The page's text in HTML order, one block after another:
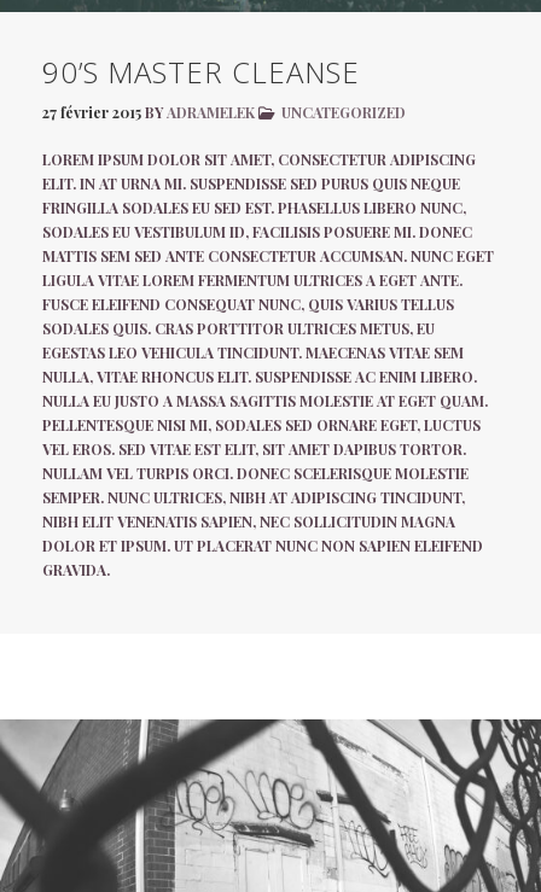
90’S MASTER CLEANSE
27 février 2015BYADRAMELEK UNCATEGORIZED
LOREM IPSUM DOLOR SIT AMET, CONSECTETUR ADIPISCING
ELIT. IN AT URNA MI. SUSPENDISSE SED PURUS QUIS NEQUE
FRINGILLA SODALES EU SED EST. PHASELLUS LIBERO NUNC,
SODALES EU VESTIBULUM ID, FACILISIS POSUERE MI. DONEC
MATTIS SEM SED ANTE CONSECTETUR ACCUMSAN. NUNC EGET
LIGULA VITAE LOREM FERMENTUM ULTRICES A EGET ANTE.
FUSCE ELEIFEND CONSEQUAT NUNC, QUIS VARIUS TELLUS
SODALES QUIS. CRAS PORTTITOR ULTRICES METUS, EU
EGESTAS LEO VEHICULA TINCIDUNT. MAECENAS VITAE SEM
NULLA, VITAE RHONCUS ELIT. SUSPENDISSE AC ENIM LIBERO.
NULLA EU JUSTO A MASSA SAGITTIS MOLESTIE AT EGET QUAM.
PELLENTESQUE NISI MI, SODALES SED ORNARE EGET, LUCTUS
VEL EROS. SED VITAE EST ELIT, SIT AMET DAPIBUS TORTOR.
NULLAM VEL TURPIS ORCI. DONEC SCELERISQUE MOLESTIE
SEMPER. NUNC ULTRICES, NIBH AT ADIPISCING TINCIDUNT,
NIBH ELIT VENENATIS SAPIEN, NEC SOLLICITUDIN MAGNA
DOLOR ET IPSUM. UT PLACERAT NUNC NON SAPIEN ELEIFEND
GRAVIDA.